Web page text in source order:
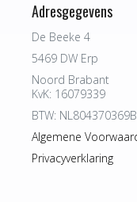
Adresgegevens
De Beeke 4
5469 DW Erp
Noord Brabant
KvK: 16079339
BTW:
Algemene
Privacyverklaring